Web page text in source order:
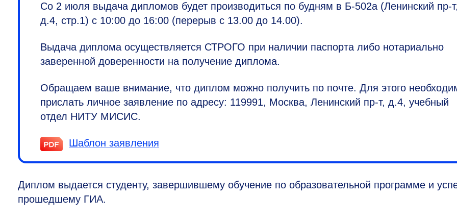
Со 2 июля выдача дипломов будет производиться по будням в Б-502а (Ленинский пр-т,
д.4, стр.1) с 10:00 до 16:00 (перерыв с 13.00 до 14.00).
Выдача диплома осуществляется СТРОГО при наличии паспорта либо нотариально
заверенной доверенности на получение диплома.
Обращаем ваше внимание, что диплом можно получить по почте. Для этого
прислать личное заявление по адресу: 119991, Москва, Ленинский пр-т, д.4, учебный
отдел НИТУ МИСИС.
Шаблон заявления
Диплом выдается студенту, завершившему обучение по образовательной программе и
прошедшему ГИА.